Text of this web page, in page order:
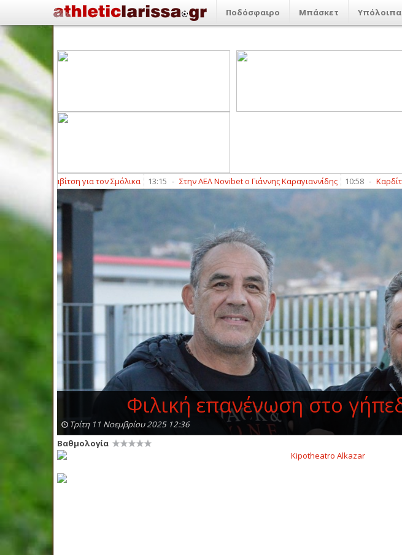
Ποδόσφαιρο Μπάσκετ
Κακαβίτση για τον Σμόλικα 13:15 Στην ΑΕΛ Novibet ο Γιάννης Καραγιαννίδης 10:58 Καρδίτσα:
Φιλική επανένωση στο
Τρίτη 11 Νοεμβρίου 2025 12:36
Βαθμολογία